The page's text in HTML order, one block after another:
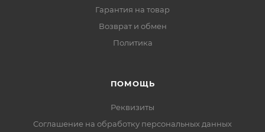
Гарантия на товар
Возврат и обмен
Политика
ПОМОЩЬ
Реквизиты
Соглашение на обработку персональных данных